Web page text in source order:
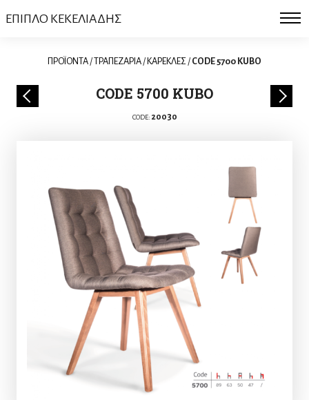
ΕΠΙΠΛΟ ΚΕΚΕΛΙΑΔΗΣ
ΠΡΟΪΟΝΤΑ /ΤΡΑΠΕΖΑΡΙΑ / ΚΑΡΕΚΛΕΣ / CODE 5700 KUBO
CODE 5700 KUBO
CODE: 20030